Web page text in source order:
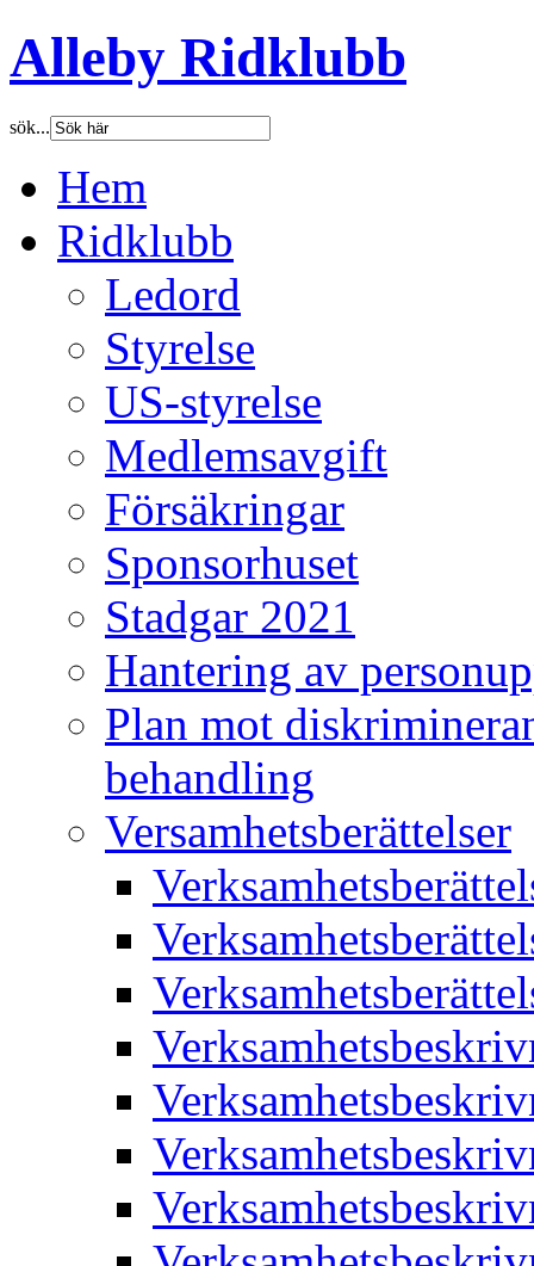
Alleby Ridklubb
sök...
Hem
Ridklubb
Ledord
Styrelse
US-styrelse
Medlemsavgift
Försäkringar
Sponsorhuset
Stadgar 2021
Hantering av
Plan mot
behandling
Versamhetsberättelser